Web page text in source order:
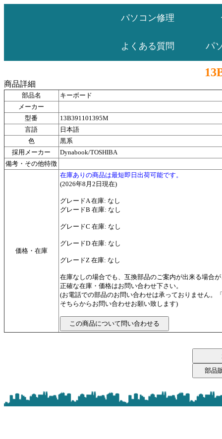
パソコン修理
よくある質問 パ
商品詳細
部品名
キーボード
メーカー
型番
13B391101395M
言語
日本語
色
黒系
採用メーカー
Dynabook/TOSHIBA
備考・その他特徴
価格・在庫
在庫ありの商品は最短即日出荷可能です。
(2026年8月2日現在)
グレードA 在庫: なし
グレードB 在庫: なし
グレードC 在庫: なし
グレードD 在庫: なし
グレードZ 在庫: なし
在庫なしの場合でも、互換部品のご案内が出来る場合
正確な在庫・価格はお問い合わせ下さい。
(お電話での部品のお問い合わせは承っておりません。
そちらからお問い合わせお願い致します)